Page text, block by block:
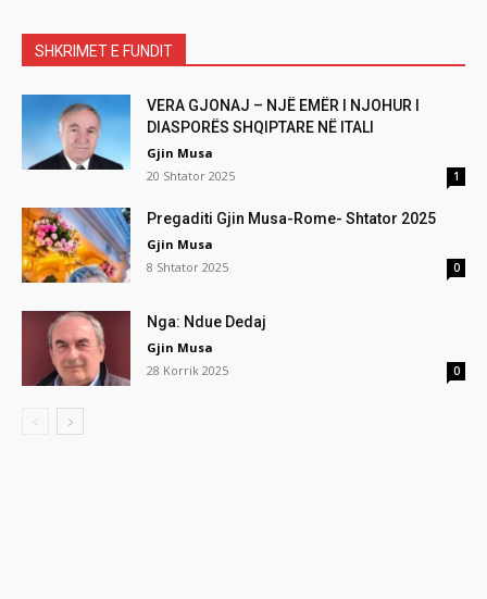
SHKRIMET E FUNDIT
VERA GJONAJ – NJË EMËR I NJOHUR I
DIASPORËS SHQIPTARE NË ITALI
Gjin Musa
20 Shtator 2025
1
Pregaditi Gjin Musa-Rome- Shtator 2025
Gjin Musa
8 Shtator 2025
0
Nga: Ndue Dedaj
Gjin Musa
28 Korrik 2025
0